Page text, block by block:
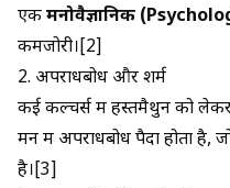
एकमनोवैज्ञानिक
कमजोरी।[2]
2. अपराधबोध और शर्म
कई कल्चर्स में हस्तमैथुन को लेकर
मन में अपराधबोध पैदा होता है,
है।[3]